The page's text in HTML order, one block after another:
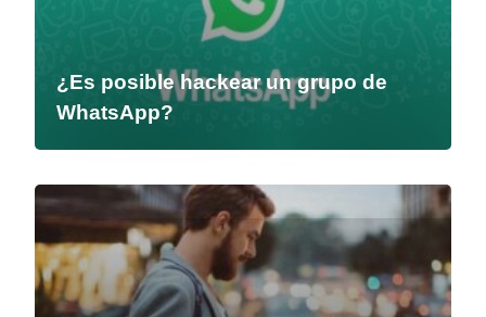
¿Es posible hackear un grupo de
WhatsApp?